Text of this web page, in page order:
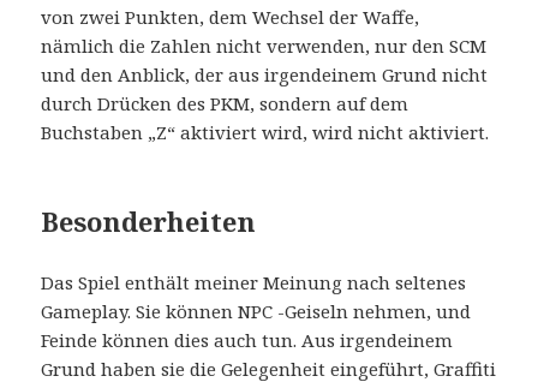
von zwei Punkten, dem Wechsel der Waffe,
nämlich die Zahlen nicht verwenden, nur den SCM
und den Anblick, der aus irgendeinem Grund nicht
durch Drücken des PKM, sondern auf dem
Buchstaben „Z“ aktiviert wird, wird nicht aktiviert.
Besonderheiten
Das Spiel enthält meiner Meinung nach seltenes
Gameplay. Sie können NPC -Geiseln nehmen, und
Feinde können dies auch tun. Aus irgendeinem
Grund haben sie die Gelegenheit eingeführt, Graffiti